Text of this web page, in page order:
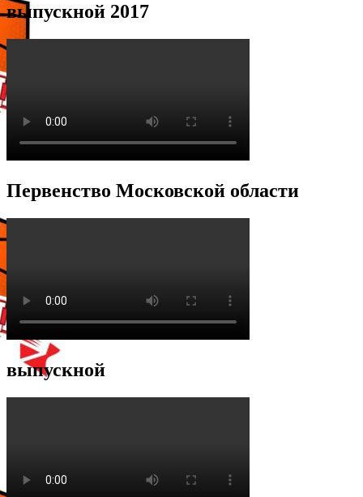
выпускной 2017
Первенство Московской области
выпускной